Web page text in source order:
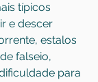
típicos
e descer
estalos
falseio,
para